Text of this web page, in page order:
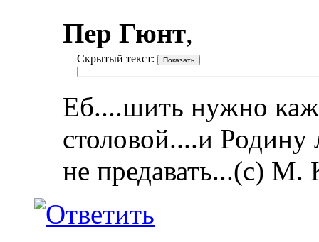
Пер Гюнт,
Скрытый текст:
Еб....шить нужно
столовой....и
не предавать...(с) М.